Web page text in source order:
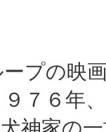
プの映
７６年